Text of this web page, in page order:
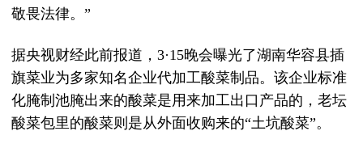
敬畏法律。”
据央视财经此前报道，3·15晚会曝光了湖南华容县插
旗菜业为多家知名企业代加工酸菜制品。该企业标准
化腌制池腌出来的酸菜是用来加工出口产品的，老坛
酸菜包里的酸菜则是从外面收购来的“土坑酸菜”。